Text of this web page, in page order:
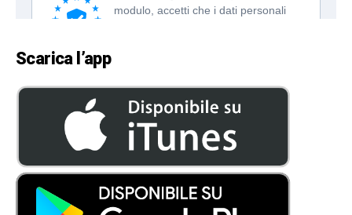
Scarica l’app